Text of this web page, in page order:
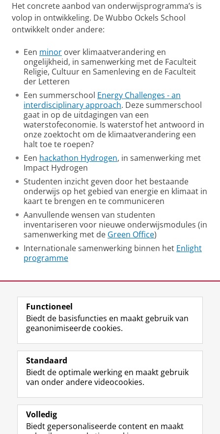
Het concrete aanbod van onderwijsprogramma’s is
volop in ontwikkeling. De Wubbo Ockels School
ontwikkelt onder andere:
Een minor over klimaatverandering en
ongelijkheid, in samenwerking met de Faculteit
Religie, Cultuur en Samenleving en de Faculteit
der Letteren
Een summerschool Energy Challenges - an
interdisciplinary approach. Deze summerschool
gaat in op de uitdagingen van een
waterstofeconomie. Is waterstof het antwoord in
onze zoektocht om de klimaatverandering een
halt toe te roepen?
Een hackathon Hydrogen, in samenwerking met
Impact Hydrogen
Studenten inzicht geven door het bestaande
onderwijs op het gebied van energie en klimaat in
kaart te brengen en te communiceren
Aanvullende wensen van studenten
inventariseren voor nieuwe onderwijsmodules (in
samenwerking met de Green Office)
Internationale samenwerking binnen het Enlight
programme
View this page in:English
Volg ons op
L
i
k
e
I
-
Y
o
T
e
k
Studiekiezers
Alumni
Over ons
Functioneel
Biedt de basisfuncties en maakt gebruik van
geanonimiseerde cookies.
Standaard
Biedt de optimale werking en maakt gebruik
van onder andere videocookies.
Volledig
Biedt gepersonaliseerde content en maakt